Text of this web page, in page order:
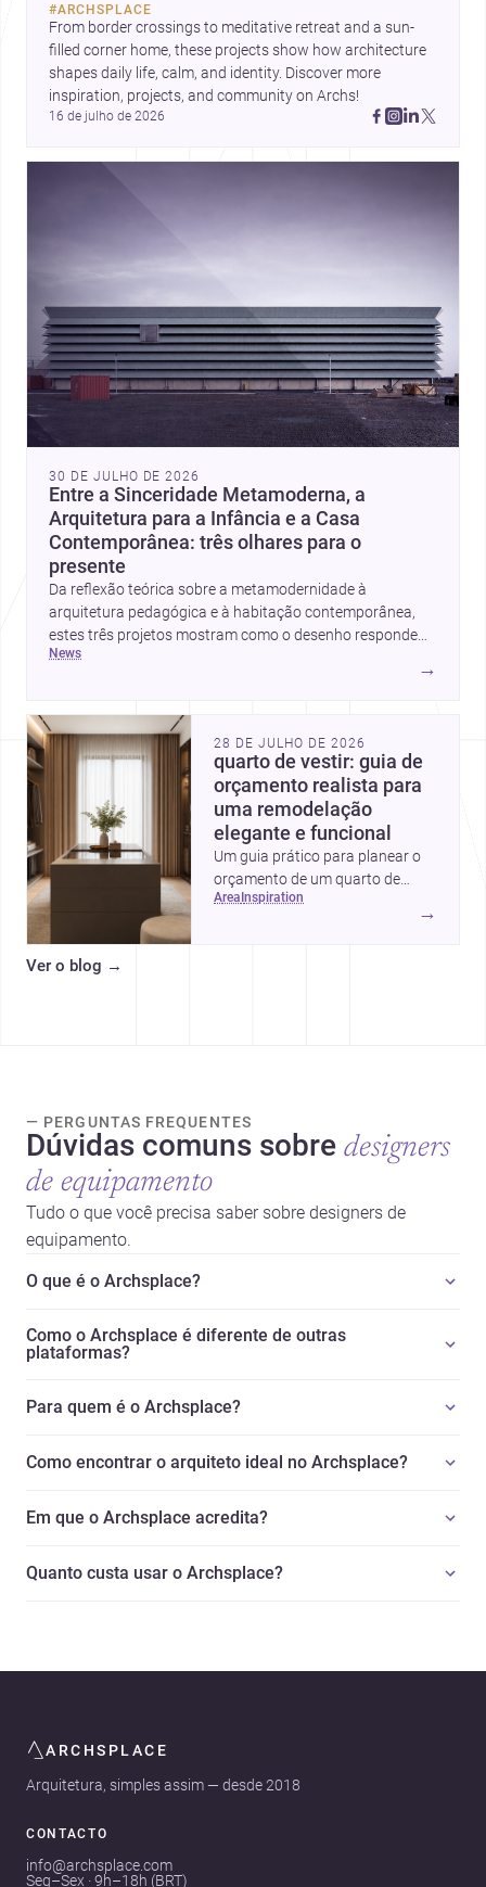
#ARCHSPLACE
From border crossings to meditative retreat and a sun-
filled corner home, these projects show how architecture
shapes daily life, calm, and identity. Discover more
inspiration, projects, and community on Archs!
16 de julho de 2026
30 DE JULHO DE 2026
Entre a Sinceridade Metamoderna, a
Arquitetura para a Infância e a Casa
Contemporânea: três olhares para o
presente
Da reflexão teórica sobre a metamodernidade à
arquitetura pedagógica e à habitação contemporânea,
estes três projetos mostram como o desenho responde
hoje a emoção, uso e contexto. Para arquitetos, são
pistas valiosas sobre como criar espaços mais humanos,
news
→
28 DE JULHO DE 2026
quarto de vestir: guia de
orçamento realista para
uma remodelação
elegante e funcional
Um guia prático para planear o
orçamento de um quarto de
vestir em Portugal, com
area inspiration
→
Ver o blog →
— PERGUNTAS FREQUENTES
Dúvidas comuns sobre designers
de equipamento
Tudo o que você precisa saber sobre designers de
equipamento.
O que é o Archsplace?
Como o Archsplace é diferente de outras
plataformas?
Para quem é o Archsplace?
Como encontrar o arquiteto ideal no Archsplace?
Em que o Archsplace acredita?
Quanto custa usar o Archsplace?
ARCHSPLACE
Arquitetura, simples assim — desde 2018
CONTACTO
info@archsplace.com
Seg–Sex · 9h–18h (BRT)